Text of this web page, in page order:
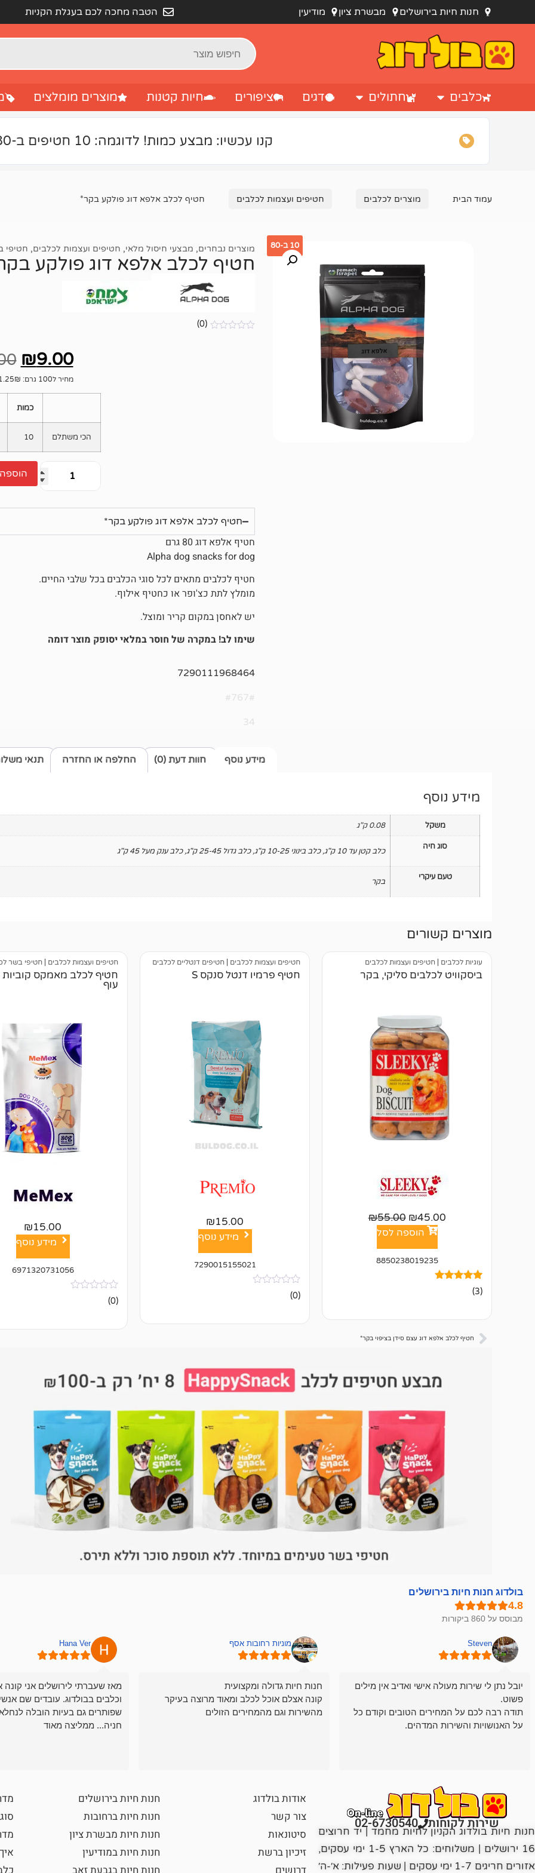
חנות חיות בירושלים מבשרת ציון מודיעין הטבה מחכה לכם בעגלת הקניות
כלבים חתולים דגים ציפורים חיות קטנות מוצרים מומלצים
קנו עכשיו: מבצע כמות! לדוגמה: 10 חטיפים ב-80 ₪
עמוד הבית מוצרים לכלבים חטיפים ועצמות לכלבים חטיף לכלב אלפא דוג פולקע בקר*
10 ב-80 מוצרים נבחרים, מבצעי חיסול מלאי, חטיפים ועצמות לכלבים, חטיפי
חטיף לכלב אלפא דוג פולקע
(0)
₪9.00
מחיר ל100 גרם: 11.25₪
כמות
הכי משתלם 10
חטיף לכלב אלפא דוג פולקע בקר*
חטיף אלפא דוג 80 גרם
Alpha dog snacks for dog
חטיף לכלבים מתאים לכל סוגי הכלבים בכל שלבי החיים.
מומלץ לתת כצ'ופר או כחטיף אילוף.
יש לאחסן במקום קריר ומוצל.
שימו לב! במקרה של חוסר במלאי יסופק מוצר דומה
7290111968464
#767#
34
מידע נוסף תנאי חוות דעת (0) החלפה או החזרה
מידע נוסף
משקל 0.08 ק"ג
סוג חיה כלב קטן עד 10 ק"ג ,כלב בינוני 10-25 ק"ג ,כלב גדול 25-45 ק"ג ,כלב ענק מעל 45 ק"ג
טעם עיקרי בקר
מוצרים קשורים
עוגיות לכלבים | חטיפים ועצמות לכלבים
ביסקוויט לכלבים סליקי, בקר
₪45.00
₪55.00
הוספה לסל
8850238019235
מדורגים
5.00
3
לקוחות
(3)
חטיפים ועצמות לכלבים | חטיפים דנטליים לכלבים
חטיף פרמיו דנטל סנקס S
₪15.00
מידע נוסף
7290015155021
אין
ביקורות
(0)
חטיפים ועצמות לכלבים | חטיפי בשר
חטיף לכלב מאמקס קוביות
עוף
₪15.00
מידע נוסף
6971320731056
אין
ביקורות
(0)
חטיף לכלב אלפא דוג עצם סידן בציפוי בקר*
בולדוג חנות חיות בירושלים
מבוסס על 860 ביקורות
Steven
יובל נתן לי שירות מעולה אישי ואדיב אין מילים
פשוט.
תודה רבה לכם על המחירים הטובים וקודם כל
על האנושויות והשירות המדהים.
מוניות רחובות אסף
חנות חיות גדולה ומקצועית
קונה אצלם אוכל לכלב ומאוד מרוצה בעיקר
מהשירות וגם מהמחירים הזולים
Hana Ver
מאז שעברתי לירושלים אני קונה
וכלבים בבולדוג. עובדים שם
שפותרים גם בעיות הובלה
חניה... ממליצה מאוד
שירות לקוחות 02-6730540
חנות חיות בולדוג הקניון לחיות מחמד | יד חרוצים
16 ירושלים | משלוחים: כל הארץ 1-5 ימי עסקים,
אזורים חריגים 1-7 ימי עסקים | שעות פעילות: א׳-ה׳
אודות בולדוג
צור קשר
סיטונאות
זיכיון ברשת
חנות חיות בירושלים
חנות חיות ברחובות
חנות חיות מבשרת ציון
חנות חיות במודיעין